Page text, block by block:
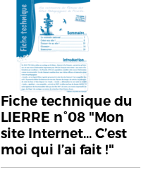
Fiche technique du
LIERRE n°08 "Mon
site Internet... C’est
moi qui l’ai fait !"